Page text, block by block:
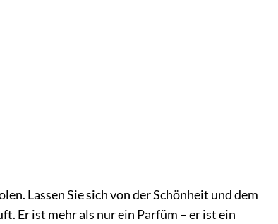
Lassen Sie sich von der Schönheit und dem
Er ist mehr als nur ein Parfüm – er ist ein